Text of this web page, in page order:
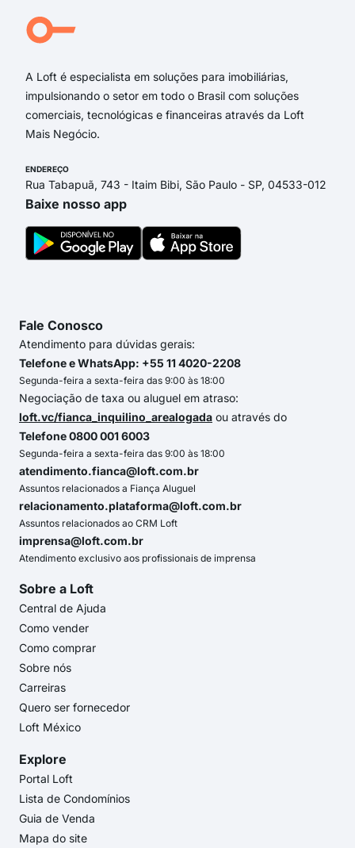
A Loft é especialista em soluções para imobiliárias,
impulsionando o setor em todo o Brasil com soluções
comerciais, tecnológicas e financeiras através da Loft
Mais Negócio.
ENDEREÇO
Rua Tabapuã, 743 - Itaim Bibi, São Paulo - SP, 04533-012
Baixe nosso app
Fale Conosco
Atendimento para dúvidas gerais:
Telefone e WhatsApp: +55 11 4020-2208
Segunda-feira a sexta-feira das 9:00 às 18:00
Negociação de taxa ou aluguel em atraso:
loft.vc/fianca_inquilino_arealogada ou através do
Telefone 0800 001 6003
Segunda-feira a sexta-feira das 9:00 às 18:00
atendimento.fianca@loft.com.br
Assuntos relacionados a Fiança Aluguel
relacionamento.plataforma@loft.com.br
Assuntos relacionados ao CRM Loft
imprensa@loft.com.br
Atendimento exclusivo aos profissionais de imprensa
Sobre a Loft
Central de Ajuda
Como vender
Como comprar
Sobre nós
Carreiras
Quero ser fornecedor
Loft México
Explore
Portal Loft
Lista de Condomínios
Guia de Venda
Mapa do site